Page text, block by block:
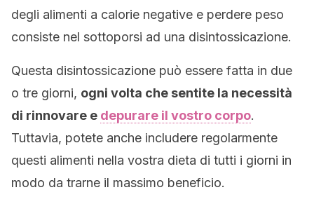
degli alimenti a calorie negative e perdere peso
consiste nel sottoporsi ad una disintossicazione.
Questa disintossicazione può essere fatta in due
o tre giorni, ogni volta che sentite la necessità
di rinnovare e depurare il vostro corpo.
Tuttavia, potete anche includere regolarmente
questi alimenti nella vostra dieta di tutti i giorni in
modo da trarne il massimo beneficio.